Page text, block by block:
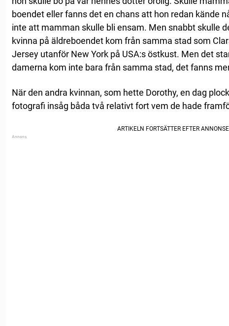
boendet eller fanns det en chans att hon redan kände
inte att mamman skulle bli ensam. Men snabbt skulle
kvinna på äldreboendet kom från samma stad som
Jersey utanför New York på USA:s östkust. Men det
damerna kom inte bara från samma stad, det fanns
När den andra kvinnan, som hette Dorothy, en dag
fotografi insåg båda två relativt fort vem de hade